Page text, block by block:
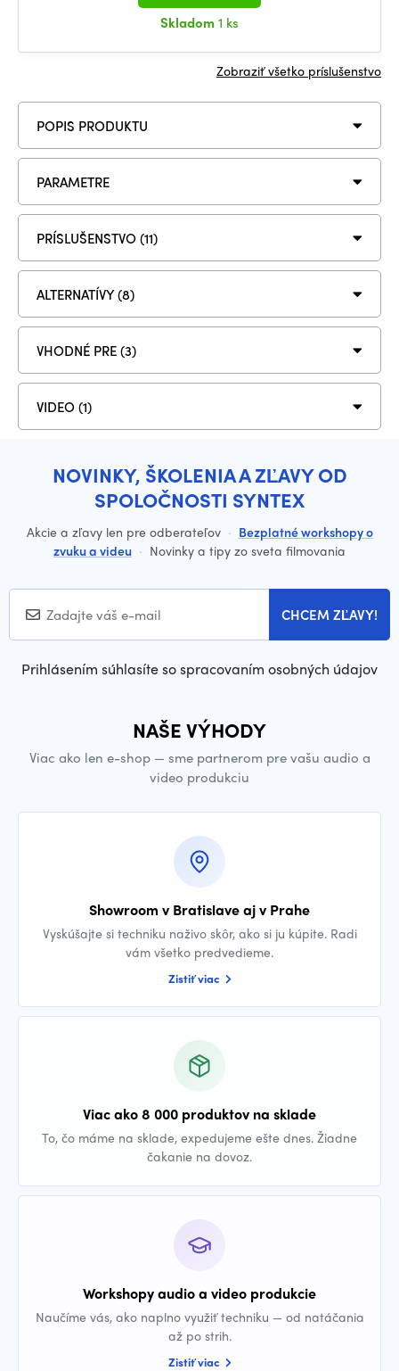
Skladom1 ks
Zobraziť všetko príslušenstvo
POPIS PRODUKTU
PARAMETRE
PRÍSLUŠENSTVO (11)
ALTERNATÍVY (8)
VHODNÉ PRE (3)
VIDEO (1)
NOVINKY, ŠKOLENIA A ZĽAVY OD
SPOLOČNOSTI SYNTEX
Akcie a zľavy len pre odberateľov · Bezplatné workshopy o
zvuku a videu · Novinky a tipy zo sveta filmovania
CHCEM ZĽAVY!
Prihlásením súhlasíte so spracovaním osobných údajov
NAŠE VÝHODY
Viac ako len e-shop — sme partnerom pre vašu audio a
video produkciu
Showroom v Bratislave aj v Prahe
Vyskúšajte si techniku naživo skôr, ako si ju kúpite. Radi
vám všetko predvedieme.
Zistiť viac
Viac ako 8 000 produktov na sklade
To, čo máme na sklade, expedujeme ešte dnes. Žiadne
čakanie na dovoz.
Workshopy audio a video produkcie
Naučíme vás, ako naplno využiť techniku — od natáčania
až po strih.
Zistiť viac